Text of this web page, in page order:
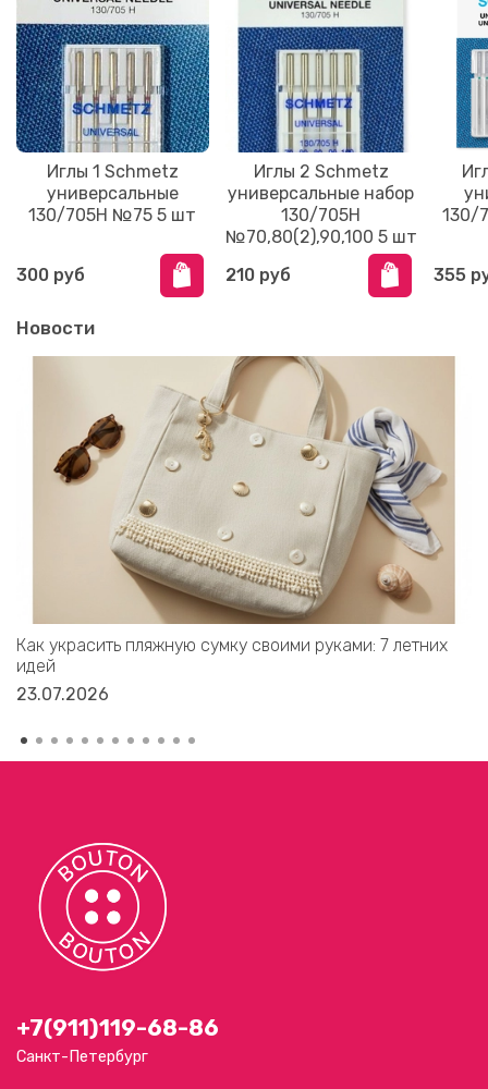
Иглы 1 Schmetz
универсальные
130/705H №75 5 шт
300 руб
Иглы 2 Schmetz
универсальные набор
130/705H
№70,80(2),90,100 5 шт
210 руб
130/
355
Новости
Как украсить пляжную сумку своими руками: 7 летних
идей
23.07.2026
+7(911)119-68-86
Санкт-Петербург